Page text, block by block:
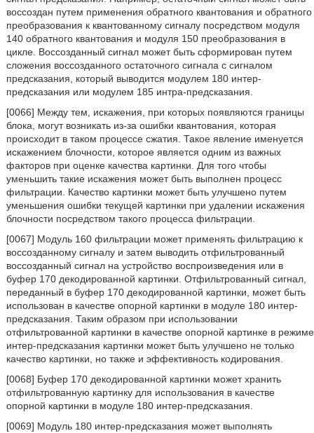
воссоздан путем применения обратного квантования и обратного
преобразования к квантованному сигналу посредством модуля
140 обратного квантования и модуля 150 преобразования в
цикле. Воссозданный сигнал может быть сформирован путем
сложения воссозданного остаточного сигнала с сигналом
предсказания, который выводится модулем 180 интер-
предсказания или модулем 185 интра-предсказания.
[0066] Между тем, искажения, при которых появляются границы
блока, могут возникать из-за ошибки квантования, которая
происходит в таком процессе сжатия. Такое явление именуется
искажением блочности, которое является одним из важных
факторов при оценке качества картинки. Для того чтобы
уменьшить такие искажения может быть выполнен процесс
фильтрации. Качество картинки может быть улучшено путем
уменьшения ошибки текущей картинки при удалении искажения
блочности посредством такого процесса фильтрации.
[0067] Модуль 160 фильтрации может применять фильтрацию к
воссозданному сигналу и затем выводить отфильтрованный
воссозданный сигнал на устройство воспроизведения или в
буфер 170 декодированной картинки. Отфильтрованный сигнал,
переданный в буфер 170 декодированной картинки, может быть
использован в качестве опорной картинки в модуле 180 интер-
предсказания. Таким образом при использовании
отфильтрованной картинки в качестве опорной картинке в режиме
интер-предсказания картинки может быть улучшено не только
качество картинки, но также и эффективность кодирования.
[0068] Буфер 170 декодированной картинки может хранить
отфильтрованную картинку для использования в качестве
опорной картинки в модуле 180 интер-предсказания.
[0069] Модуль 180 интер-предсказания может выполнять